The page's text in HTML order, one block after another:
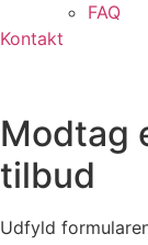
FAQ
Kontakt
Modtag
tilbud
Udfyld